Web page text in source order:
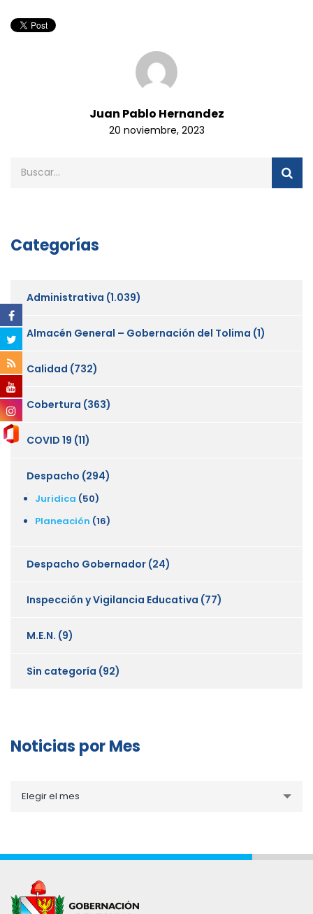
Juan Pablo Hernandez
20 noviembre, 2023
Categorías
Administrativa (1.039)
Almacén General – Gobernación del Tolima (1)
Calidad (732)
Cobertura (363)
COVID 19 (11)
Despacho (294)
Juridica (50)
Planeación (16)
Despacho Gobernador (24)
Inspección y Vigilancia Educativa (77)
M.E.N. (9)
Sin categoría (92)
Noticias por Mes
porElegir el mes